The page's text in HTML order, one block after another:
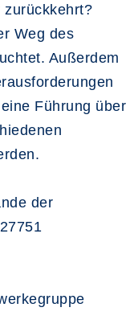
zurückkehrt?
Weg des
Außerdem
Führung über
der